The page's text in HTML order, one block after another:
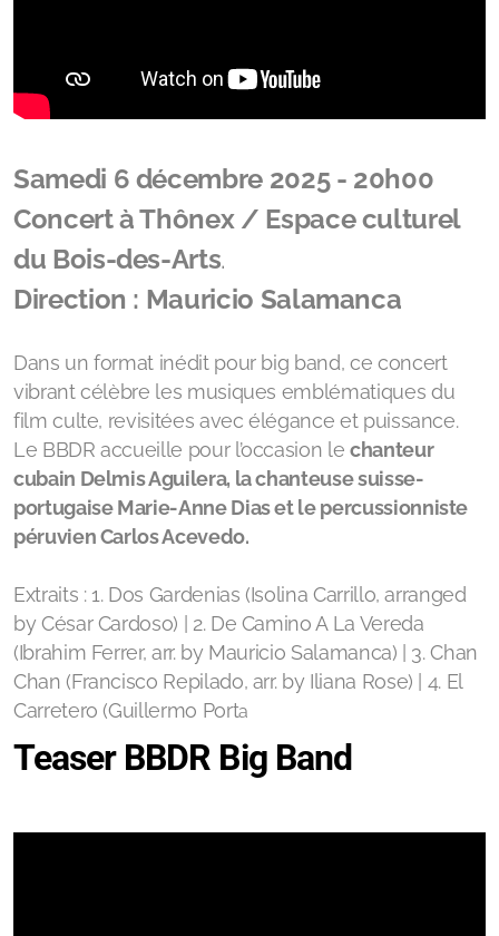
Samedi 6 décembre 2025 - 20h00
Concert à Thônex / Espace culturel
du Bois-des-Arts.
Direction : Mauricio Salamanca
Dans un format inédit pour big band, ce concert
vibrant célèbre les musiques emblématiques du
film culte, revisitées avec élégance et puissance.
Le BBDR accueille pour l’occasion le chanteur
cubain Delmis Aguilera, la chanteuse suisse-
portugaise Marie-Anne Dias et le percussionniste
péruvien Carlos Acevedo.
Extraits : 1. Dos Gardenias (Isolina Carrillo, arranged
by César Cardoso) | 2. De Camino A La Vereda
(Ibrahim Ferrer, arr. by Mauricio Salamanca) | 3. Chan
Chan (Francisco Repilado, arr. by Iliana Rose) | 4. El
Carretero (Guillermo Porta
Teaser BBDR Big Band